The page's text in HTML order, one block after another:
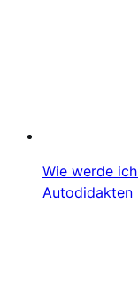
Wie werde
Autodidakten